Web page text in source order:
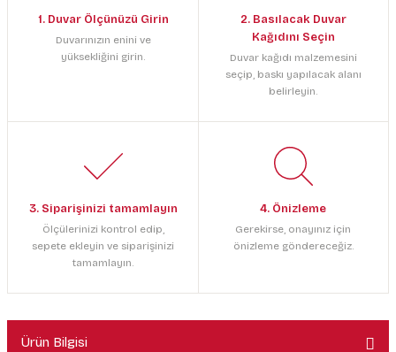
1. Duvar Ölçünüzü Girin
Duvarınızın enini ve
yüksekliğini girin.
2. Basılacak Duvar
Kağıdını Seçin
Duvar kağıdı malzemesini
seçip, baskı yapılacak alanı
belirleyin.
3. Siparişinizi tamamlayın
Ölçülerinizi kontrol edip,
sepete ekleyin ve siparişinizi
tamamlayın.
4. Önizleme
Gerekirse, onayınız için
önizleme göndereceğiz.
Ürün Bilgisi